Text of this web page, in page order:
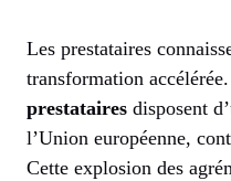
Les prestataires
transformation
prestataires disposent
l’Union européenne,
Cette explosion des